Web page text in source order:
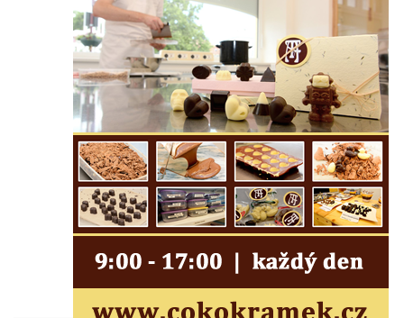
hasičská zbrojnice
Sruby Na Tokáni
Park Boheminium (Mariánské Lázně)
Vysoká pec v Šindelové
Důlní díla Přebuz
Bytex, pondělí 26/3/2012
Bytex, neděle 25/3/2012
Bytex, sobota 24/3/2012 (doplněno)
Bytex do půl roku zmizí z mapy Rumburku